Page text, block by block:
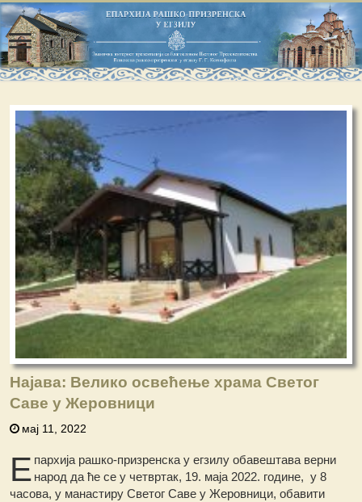
Најава: Велико освећење храма Светог
Саве у Жеровници
мај 11, 2022
Е пархија рашко-призренска у егзилу обавештава верни
народ да ће се у четвртак, 19. маја 2022. године, у 8
часова, у манастиру Светог Саве у Жеровници, обавити